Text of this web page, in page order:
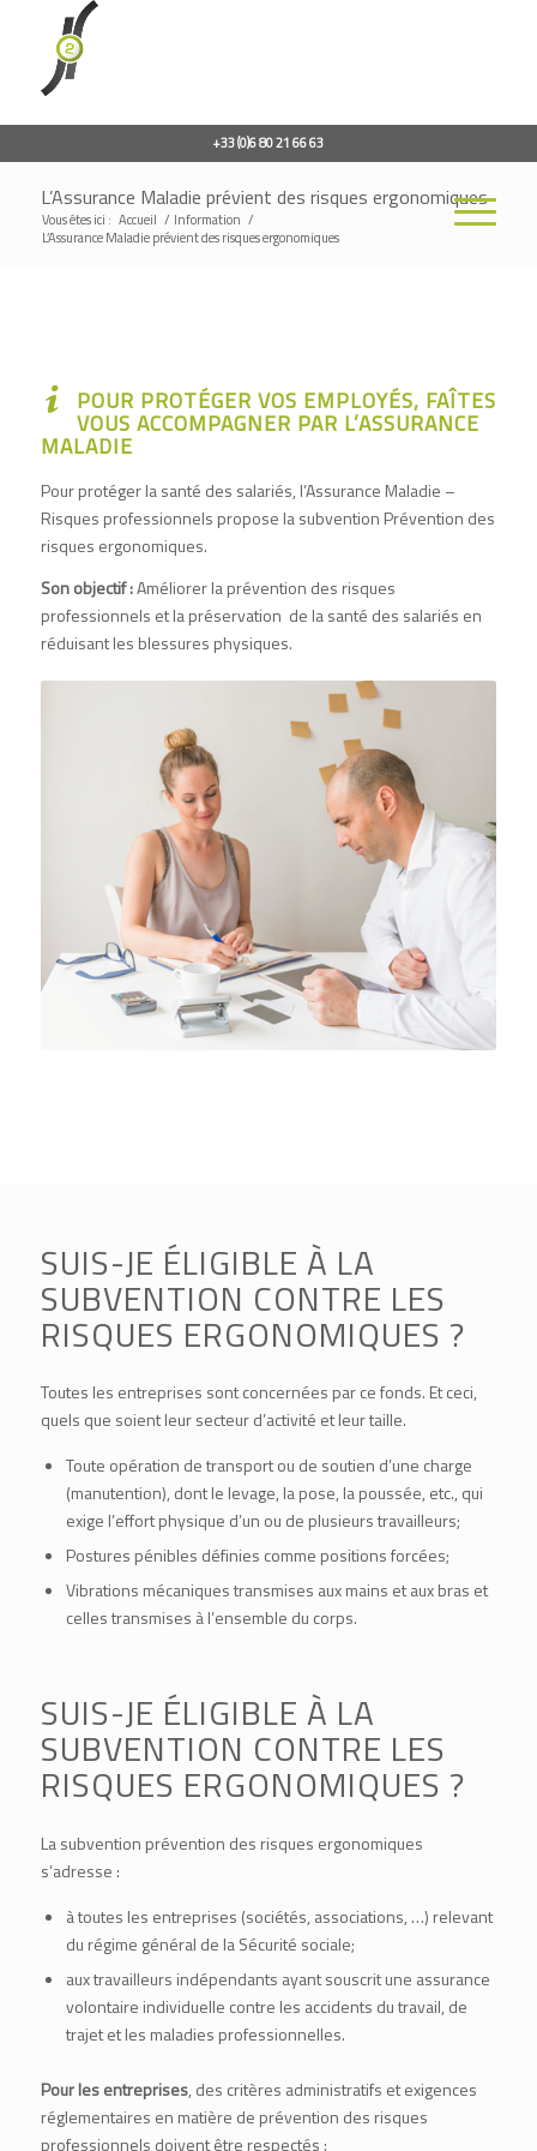
+33 (0)6 80 21 66 63
L’Assurance Maladie prévient des risques ergonomiques
Vous êtes ici : Accueil / Information /
L’Assurance Maladie prévient des risques ergonomiques
POUR PROTÉGER VOS EMPLOYÉS, FAÎTES
VOUS ACCOMPAGNER PAR L’ASSURANCE
MALADIE
Pour protéger la santé des salariés, l’Assurance Maladie –
Risques professionnels propose la subvention Prévention des
risques ergonomiques.
Son objectif :Améliorer la prévention des risques
professionnels et la préservation de la santé des salariés en
réduisant les blessures physiques.
SUIS-JE ÉLIGIBLE À LA
SUBVENTION CONTRE LES
RISQUES ERGONOMIQUES ?
Toutes les entreprises sont concernées par ce fonds. Et ceci,
quels que soient leur secteur d’activité et leur taille.
Toute opération de transport ou de soutien d’une charge
(manutention), dont le levage, la pose, la poussée, etc., qui
exige l’effort physique d’un ou de plusieurs travailleurs;
Postures pénibles définies comme positions forcées;
Vibrations mécaniques transmises aux mains et aux bras et
celles transmises à l’ensemble du corps.
SUIS-JE ÉLIGIBLE À LA
SUBVENTION CONTRE LES
RISQUES ERGONOMIQUES ?
La subvention prévention des risques ergonomiques
s’adresse :
à toutes les entreprises (sociétés, associations, …) relevant
du régime général de la Sécurité sociale;
aux travailleurs indépendants ayant souscrit une assurance
volontaire individuelle contre les accidents du travail, de
trajet et les maladies professionnelles.
Pour les entreprises, des critères administratifs et exigences
réglementaires en matière de prévention des risques
professionnels doivent être respectés :